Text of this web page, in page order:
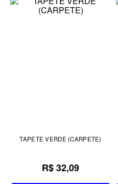
TAPETE VERDE (CARPETE)
R$ 32,09